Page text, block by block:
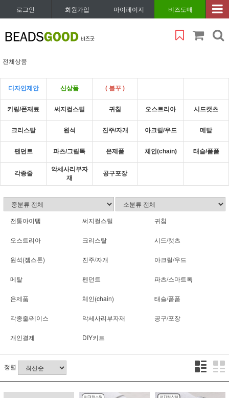
로그인 회원가입 마이페이지 비즈도매
전체상품
디자인제안 신상품 ( 볼꾸 )
키링/폰재료 써지컬스틸 귀침 오스트리아 시드캣츠
크리스탈 원석 진주/자개 아크릴/우드 메탈
팬던트 파츠/그립톡 은제품 체인(chain) 태슬/폼폼
각종줄
악세사리부자
재
공구포장
전통아이템 써지컬스틸 귀침
오스트리아 크리스탈 시드/캣츠
원석(젬스톤) 진주/자개 아크릴/우드
메탈 펜던트 파츠/스마트톡
은제품 체인(chain) 태슬/폼폼
각종줄/레이스 악세사리부자재 공구/포장
개인결제 DIY키트
정렬